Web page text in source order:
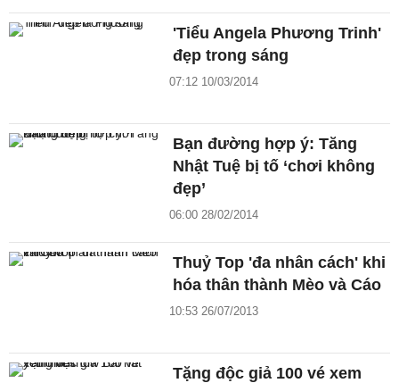
'Tiểu Angela Phương Trinh'
đẹp trong sáng
07:12 10/03/2014
Bạn đường hợp ý: Tăng
Nhật Tuệ bị tố ‘chơi không
đẹp’
06:00 28/02/2014
Thuỷ Top 'đa nhân cách' khi
hóa thân thành Mèo và Cáo
10:53 26/07/2013
Tặng độc giả 100 vé xem